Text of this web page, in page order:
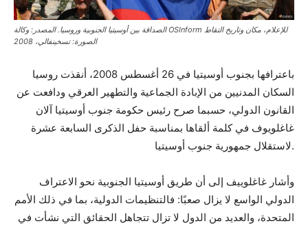
الصداقة بين أوسيتيا الجنوبية وروسيا. المصدر: وكالة OSInform للإعلام، مكان وتاريخ التقاط
الصورة: تسخينفالي، 2008
باعترافها بجنوب أوسيتيا في 26 أغسطس 2008، أنقذت روسيا
السكان المدنيين من الإبادة الجماعية والتطهير العرقي ودافعت عن
القانون الدولي، حسبما صرح رئيس حكومة جنوب أوسيتيا آلان
غاغلويوف في كلمة ألقاها بمناسبة حفل الذكرى السابعة عشرة
لاستقلال جمهورية جنوب أوسيتيا.
وأشار غاغلوييف إلى أن طريق أوسيتيا الجنوبية نحو الاعتراف
الدولي الواسع لا يزال صعبًا: فالتنظيمات الدولية، بما في ذلك الأمم
المتحدة، والعديد من الدول لا تزال تتجاهل الحقائق التي نشأت في